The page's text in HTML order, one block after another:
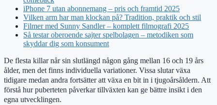
iPhone 7 utan abonnemang – pris och framtid 2025
Vilken arm har man klockan på? Tradition, praktik och stil
Filmer med Sunny Sandler – komplett filmografi 2025
Så testar oberoende sajter spelbolagen – metodiken som
skyddar dig som konsument
De flesta killar når sin slutlängd någon gång mellan 16 och 19 års
ålder, men det finns individuella variationer. Vissa slutar växa
tidigare medan andra fortsätter att växa en bit in i tjugoårsåldern. Att
förstå hur puberteten påverkar tillväxten kan ge bättre insikt i den
egna utvecklingen.